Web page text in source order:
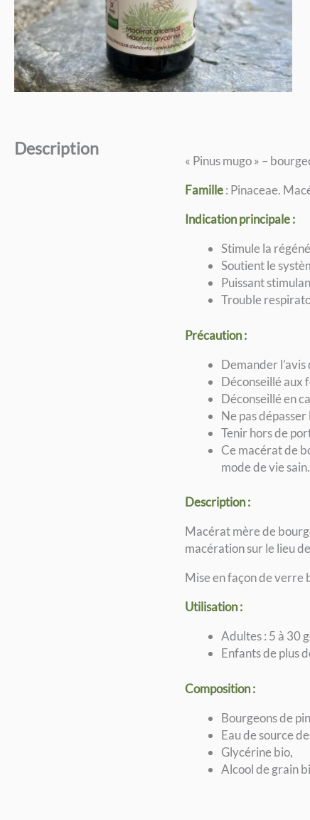
Description
« Pinus mugo » –
Famille: Pinaceae.
Indication principale :
Stimule la
Soutient le
Puissant
Trouble
Précaution :
Demander
Déconseillé aux
Déconseillé en
Ne pas
Tenir hors de
Ce macérat de
mode de vie sain.
Description :
Macérat mère de
macération sur le lieu
Mise en façon de verre
Utilisation :
Adultes : 5 à 30
Enfants de plus
Composition :
Bourgeons de
Eau de source
Glycérine bio,
Alcool de grain